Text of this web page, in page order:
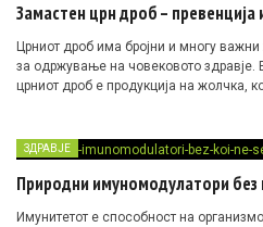
Замастен црн дроб – превенција
Црниот дроб има бројни и многу
за одржување на човековото
црниот дроб е продукција на жолчка,
ЗДРАВЈЕ
Природни имуномодулатори без
Имунитетот е способност на